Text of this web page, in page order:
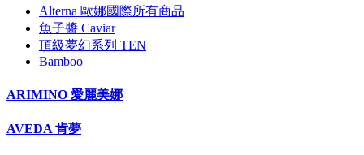
Alterna 歐娜國際所有商品
魚子醬 Caviar
頂級夢幻系列 TEN
Bamboo
ARIMINO 愛麗美娜
AVEDA 肯夢